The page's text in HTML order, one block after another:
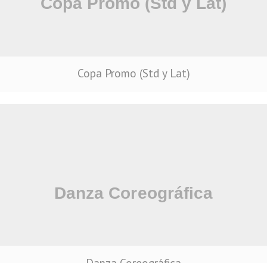
Copa Promo (Std y Lat)